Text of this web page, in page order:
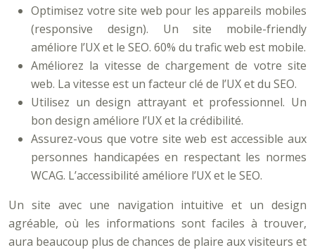
Optimisez votre site web pour les appareils mobiles
(responsive design). Un site mobile-friendly
améliore l’UX et le SEO. 60% du trafic web est mobile.
Améliorez la vitesse de chargement de votre site
web. La vitesse est un facteur clé de l’UX et du SEO.
Utilisez un design attrayant et professionnel. Un
bon design améliore l’UX et la crédibilité.
Assurez-vous que votre site web est accessible aux
personnes handicapées en respectant les normes
WCAG. L’accessibilité améliore l’UX et le SEO.
Un site avec une navigation intuitive et un design
agréable, où les informations sont faciles à trouver,
aura beaucoup plus de chances de plaire aux visiteurs et